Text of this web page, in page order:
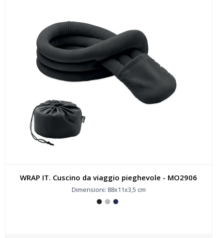
WRAP IT. Cuscino da viaggio pieghevole - MO2906
Dimensioni: 88x11x3,5 cm